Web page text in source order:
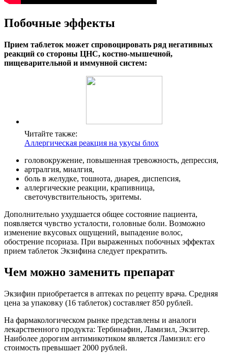
Побочные эффекты
Прием таблеток может спровоцировать ряд негативных
реакций со стороны ЦНС, костно-мышечной,
пищеварительной и иммунной систем:
Читайте также:
Аллергическая реакция на укусы блох
головокружение, повышенная тревожность, депрессия,
артралгия, миалгия,
боль в желудке, тошнота, диарея, диспепсия,
аллергические реакции, крапивница,
светочувствительность, эритемы.
Дополнительно ухудшается общее состояние пациента,
появляется чувство усталости, головные боли. Возможно
изменение вкусовых ощущений, выпадение волос,
обострение псориаза. При выраженных побочных эффектах
прием таблеток Экзифина следует прекратить.
Чем можно заменить препарат
Экзифин приобретается в аптеках по рецепту врача. Средняя
цена за упаковку (16 таблеток) составляет 850 рублей.
На фармакологическом рынке представлены и аналоги
лекарственного продукта: Тербинафин, Ламизил, Экзитер.
Наиболее дорогим антимикотиком является Ламизил: его
стоимость превышает 2000 рублей.